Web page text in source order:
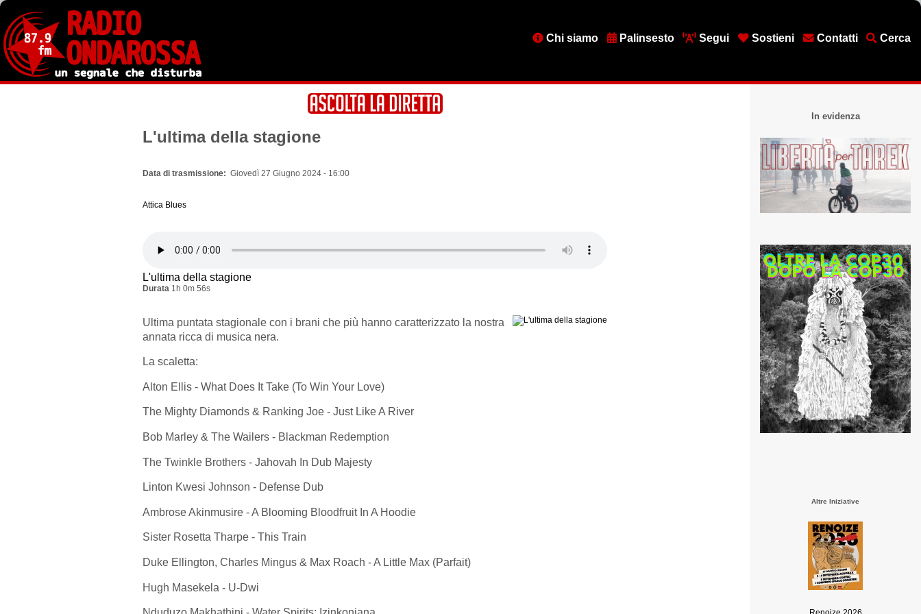
Salta
contenuto
principale
MenuChi siamo Palinsesto Segui Sostieni Contatti Cerca
L'ultima della stagione
Data di trasmissione Giovedì 27 Giugno 2024 - 16:00
Attica Blues
L'ultima della stagione
Durata 1h 0m 56s
Ultima puntata stagionale con i brani che più hanno caratterizzato la nostra
annata ricca di musica nera.
La scaletta:
Alton Ellis - What Does It Take (To Win Your Love)
The Mighty Diamonds & Ranking Joe - Just Like A River
Bob Marley & The Wailers - Blackman Redemption
The Twinkle Brothers - Jahovah In Dub Majesty
Linton Kwesi Johnson - Defense Dub
Ambrose Akinmusire - A Blooming Bloodfruit In A Hoodie
Sister Rosetta Tharpe - This Train
Duke Ellington, Charles Mingus & Max Roach - A Little Max (Parfait)
Hugh Masekela - U-Dwi
In evidenza
Altre Iniziative